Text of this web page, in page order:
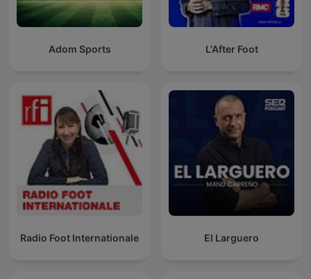
Adom Sports L'After Foot
Radio Foot Internationale El Larguero